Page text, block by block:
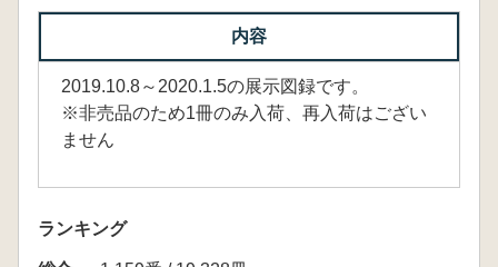
内容
2019.10.8～2020.1.5の展示図録です。
※非売品のため1冊のみ入荷、再入荷はござい
ません
ランキング